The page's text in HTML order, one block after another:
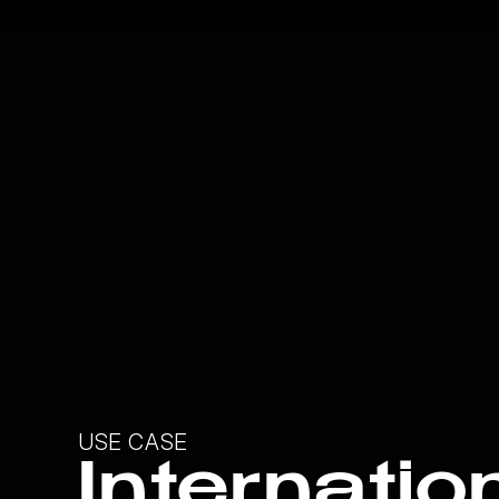
USE CASE